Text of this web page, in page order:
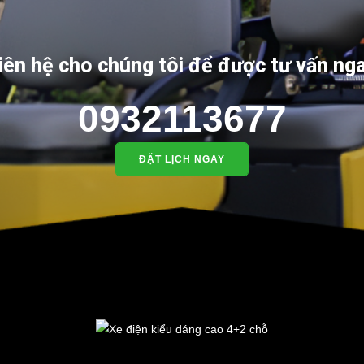
hệ cho chúng tôi để được tư vấn
0932113677
ĐẶT LỊCH NGAY